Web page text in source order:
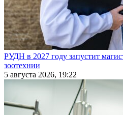
РУДН в 2027 году запустит
зоотехнии
5 августа 2026, 19:22